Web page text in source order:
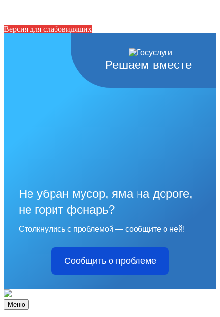
Версия для слабовидящих
Решаем вместе
Не убран мусор, яма на дороге,
не горит фонарь?
Столкнулись с проблемой — сообщите о ней!
Сообщить о проблеме
Меню